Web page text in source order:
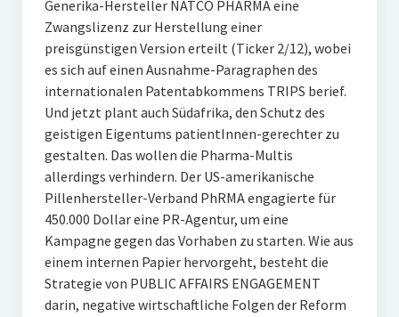
Generika-Hersteller NATCO PHARMA eine
Zwangslizenz zur Herstellung einer
preisgünstigen Version erteilt (Ticker 2/12), wobei
es sich auf einen Ausnahme-Paragraphen des
internationalen Patentabkommens TRIPS berief.
Und jetzt plant auch Südafrika, den Schutz des
geistigen Eigentums patientInnen-gerechter zu
gestalten. Das wollen die Pharma-Multis
allerdings verhindern. Der US-amerikanische
Pillenhersteller-Verband PhRMA engagierte für
450.000 Dollar eine PR-Agentur, um eine
Kampagne gegen das Vorhaben zu starten. Wie aus
einem internen Papier hervorgeht, besteht die
Strategie von PUBLIC AFFAIRS ENGAGEMENT
darin, negative wirtschaftliche Folgen der Reform